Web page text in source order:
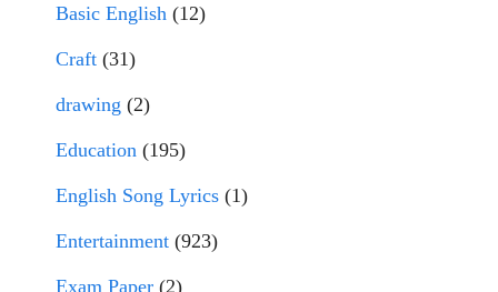
Basic English (12)
Craft (31)
drawing (2)
Education (195)
English Song Lyrics (1)
Entertainment (923)
Exam Paper (2)